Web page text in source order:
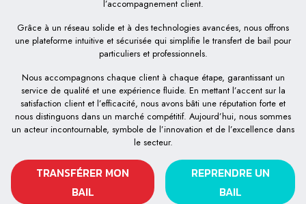
l’accompagnement client.
Grâce à un réseau solide et à des technologies avancées, nous offrons
une plateforme intuitive et sécurisée qui simplifie le transfert de bail pour
particuliers et professionnels.
Nous accompagnons chaque client à chaque étape, garantissant un
service de qualité et une expérience fluide. En mettant l’accent sur la
satisfaction client et l’efficacité, nous avons bâti une réputation forte et
nous distinguons dans un marché compétitif. Aujourd’hui, nous sommes
un acteur incontournable, symbole de l’innovation et de l’excellence dans
le secteur.
TRANSFÉRER MON
BAIL
REPRENDRE UN
BAIL